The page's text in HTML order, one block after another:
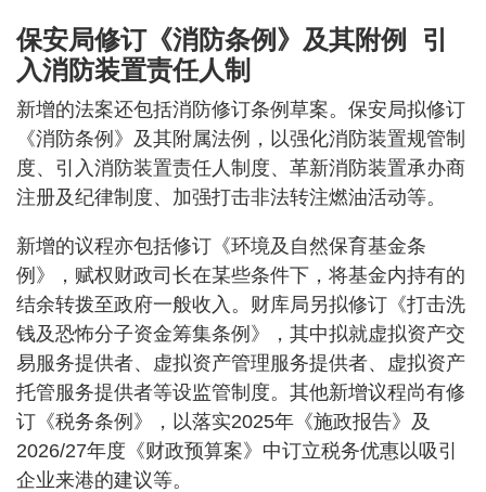
保安局修订《消防条例》及其附例 引
入消防装置责任人制
新增的法案还包括消防修订条例草案。保安局拟修订
《消防条例》及其附属法例，以强化消防装置规管制
度、引入消防装置责任人制度、革新消防装置承办商
注册及纪律制度、加强打击非法转注燃油活动等。
新增的议程亦包括修订《环境及自然保育基金条
例》，赋权财政司长在某些条件下，将基金内持有的
结余转拨至政府一般收入。财库局另拟修订《打击洗
钱及恐怖分子资金筹集条例》，其中拟就虚拟资产交
易服务提供者、虚拟资产管理服务提供者、虚拟资产
托管服务提供者等设监管制度。其他新增议程尚有修
订《税务条例》，以落实2025年《施政报告》及
2026/27年度《财政预算案》中订立税务优惠以吸引
企业来港的建议等。